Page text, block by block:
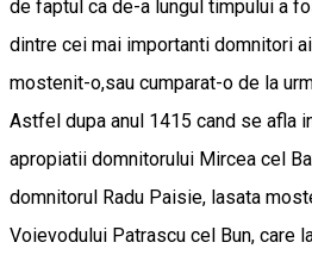
de faptul ca de-a lungul timpului a
dintre cei mai importanti domnitori
mostenit-o,sau cumparat-o de la
Astfel dupa anul 1415 cand se afla
apropiatii domnitorului Mircea cel
domnitorul Radu Paisie, lasata
Voievodului Patrascu cel Bun, care